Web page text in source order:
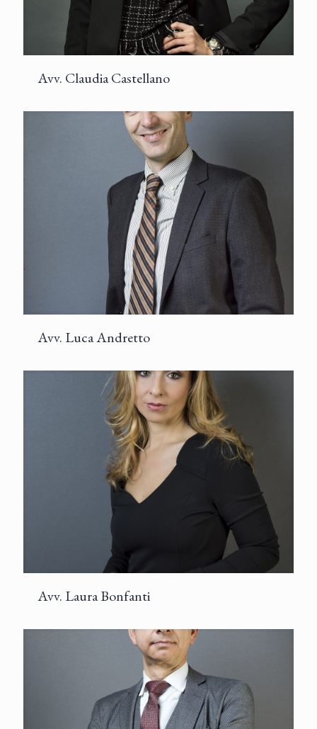
Avv. Claudia Castellano
Avv. Luca Andretto
Avv. Laura Bonfanti